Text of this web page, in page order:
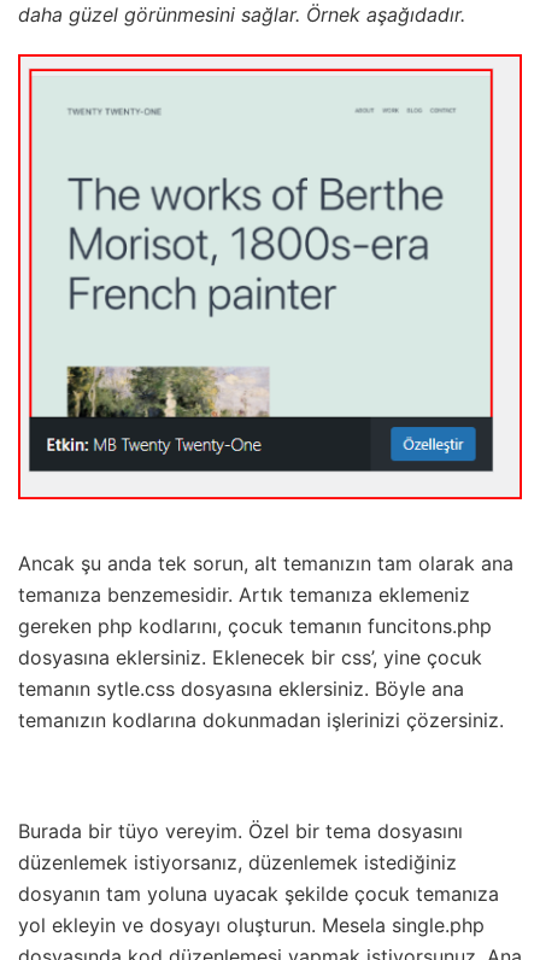
daha güzel görünmesini sağlar. Örnek aşağıdadır.
Ancak şu anda tek sorun, alt temanızın tam olarak ana
temanıza benzemesidir. Artık temanıza eklemeniz
gereken php kodlarını, çocuk temanın funcitons.php
dosyasına eklersiniz. Eklenecek bir css’, yine çocuk
temanın sytle.css dosyasına eklersiniz. Böyle ana
temanızın kodlarına dokunmadan işlerinizi çözersiniz.
Burada bir tüyo vereyim. Özel bir tema dosyasını
düzenlemek istiyorsanız, düzenlemek istediğiniz
dosyanın tam yoluna uyacak şekilde çocuk temanıza
yol ekleyin ve dosyayı oluşturun. Mesela single.php